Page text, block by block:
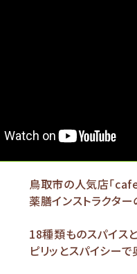
鳥取市の人気店「
薬膳インストラクタ
18種類ものスパイス
ピリッとスパイシー